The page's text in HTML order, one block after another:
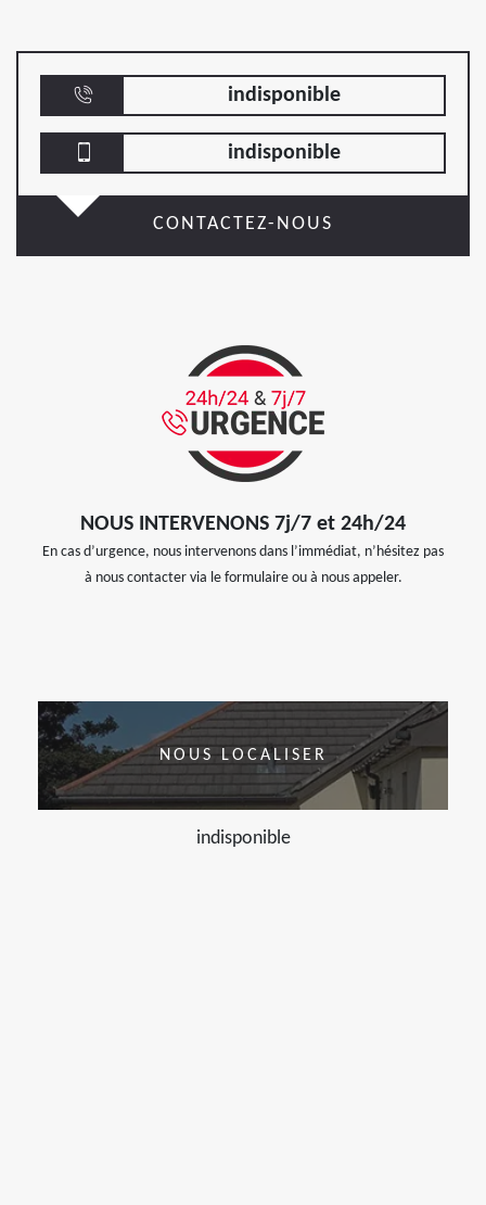
indisponible
indisponible
CONTACTEZ-NOUS
NOUS INTERVENONS 7j/7 et 24h/24
En cas d’urgence, nous intervenons dans l’immédiat, n’hésitez pas
à nous contacter via le formulaire ou à nous appeler.
NOUS LOCALISER
indisponible